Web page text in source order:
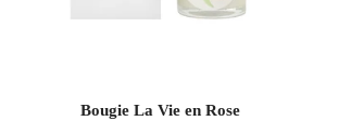
Bougie La Vie en Rose